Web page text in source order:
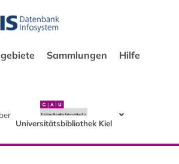
Sammlungen Hilfe
Universitätsbibliothek Kiel